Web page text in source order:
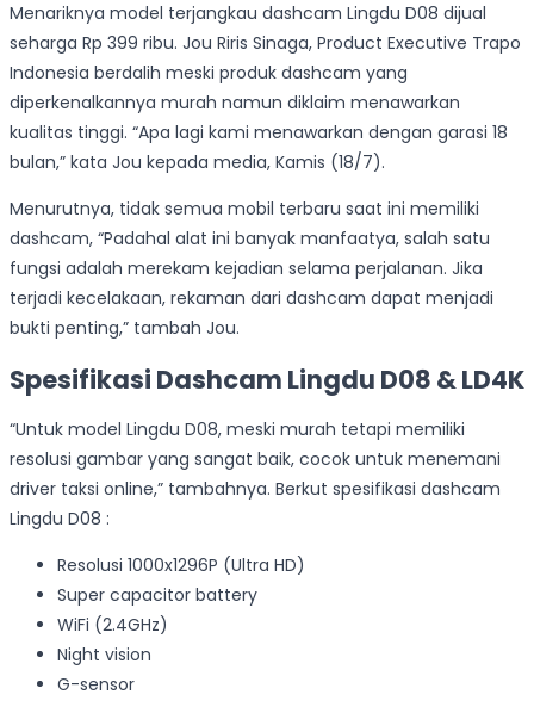
Menariknya model terjangkau dashcam Lingdu D08 dijual
seharga Rp 399 ribu. Jou Riris Sinaga, Product Executive Trapo
Indonesia berdalih meski produk dashcam yang
diperkenalkannya murah namun diklaim menawarkan
kualitas tinggi. “Apa lagi kami menawarkan dengan garasi 18
bulan,” kata Jou kepada media, Kamis (18/7).
Menurutnya, tidak semua mobil terbaru saat ini memiliki
dashcam, “Padahal alat ini banyak manfaatya, salah satu
fungsi adalah merekam kejadian selama perjalanan. Jika
terjadi kecelakaan, rekaman dari dashcam dapat menjadi
bukti penting,” tambah Jou.
Spesifikasi Dashcam Lingdu D08 & LD4K
“Untuk model Lingdu D08, meski murah tetapi memiliki
resolusi gambar yang sangat baik, cocok untuk menemani
driver taksi online,” tambahnya. Berkut spesifikasi dashcam
Lingdu D08 :
Resolusi 1000x1296P (Ultra HD)
Super capacitor battery
WiFi (2.4GHz)
Night vision
G-sensor